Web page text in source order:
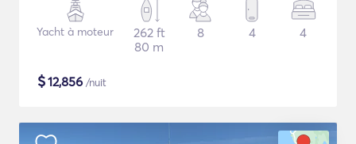
Yacht à moteur
262 ft
80 m
8 4 4
$12,856 /nuit